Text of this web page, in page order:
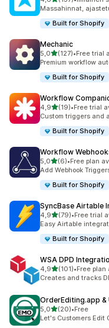
137 arvostelua
Massahinnat,
Built for Shopify
Mechanic
5,0/ 5 tähteä
(127)
127 arvostelua
•Free trial
Premium workflow
Built for Shopify
Workflow
4,9/ 5 tähteä
(19)
19 arvostelua
•Free trial
Custom triggers and
Built for Shopify
Workflow
5,0/ 5 tähteä
(6)
6 arvostelua
•Free plan
Add Webhook
Built for Shopify
SyncBase Airtable
4,9/ 5 tähteä
(79)
79 arvostelua
•Free trial
Easy Airtable
Built for Shopify
WSA DPD
4,9/ 5 tähteä
(101)
101 arvostelua
•Free plan
Creates and tracks
OrderEditing.app &
5,0/ 5 tähteä
(20)
20 arvostelua
•Free
Let's Customers Edit